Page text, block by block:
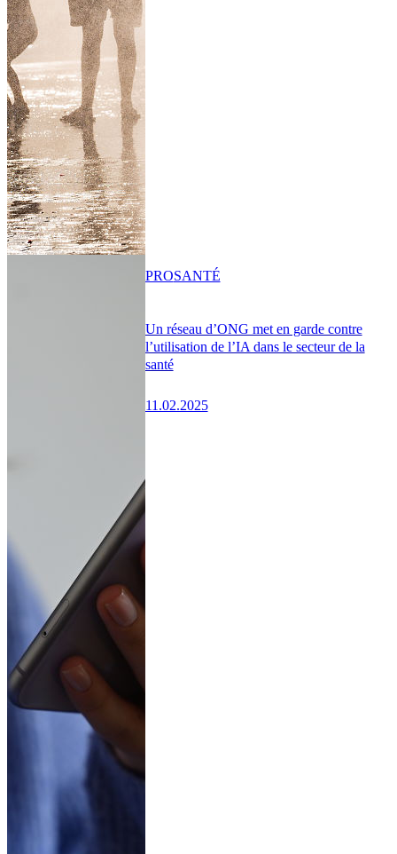
Un réseau d’ONG met en garde contre
l’utilisation de l’IA dans le secteur de la
santé
11.02.2025
PROSANTÉ